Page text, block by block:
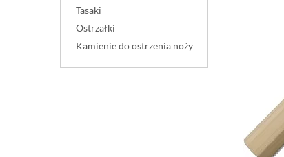
Tasaki
Ostrzałki
Kamienie do ostrzenia noży